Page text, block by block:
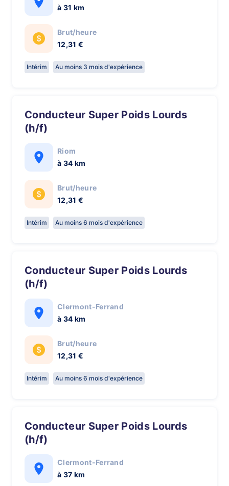
à 31 km
Brut/heure
12,31 €
Intérim Au moins 3 mois d'expérience
Conducteur Super Poids Lourds
(h/f)
Riom
à 34 km
Brut/heure
12,31 €
Intérim Au moins 6 mois d'expérience
Conducteur Super Poids Lourds
(h/f)
Clermont-Ferrand
à 34 km
Brut/heure
12,31 €
Intérim Au moins 6 mois d'expérience
Conducteur Super Poids Lourds
(h/f)
Clermont-Ferrand
à 37 km